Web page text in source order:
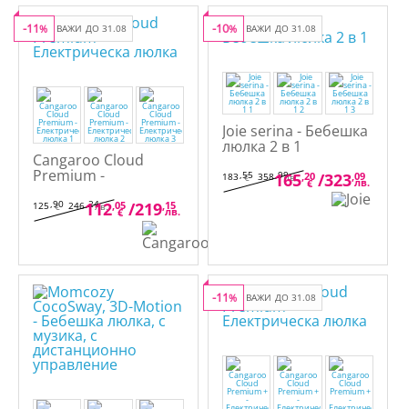
ВАЖИ ДО 31.08
-11%
Cangaroo Cloud
Premium -
125,90
€ 246,24лв.
112,05
€ /219,15
лв.
ВАЖИ ДО 31.08
-10%
Joie serina - Бебешка
люлка 2 в 1
183,55
€ 358,99лв.
165,20
€ /323,09
лв.
ВАЖИ ДО 31.08
-11%